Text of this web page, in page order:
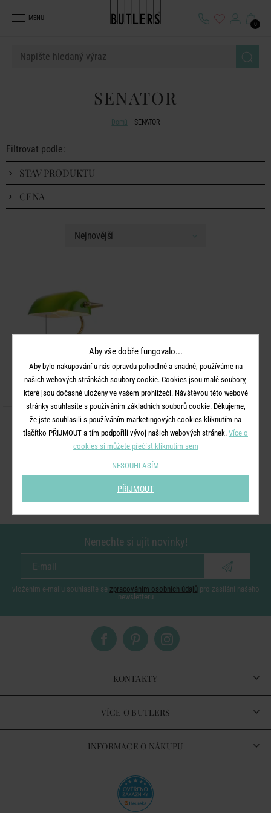
MENU
0
SENATOR
Domů SENATOR
Filtrovat podle:
STAV PRODUKTU
CENA
SENATOR
Stolní lampa
Nenechte si ujít novinky!
vložením e-mailu souhlasíte se zpracováním osobních údajů pro zasílání našeho
newsletteru
KONTAKTY
VÍCE O BUTLERS
INFORMACE O NÁKUPU
Aby vše dobře fungovalo...
Aby bylo nakupování u nás opravdu pohodlné a snadné, používáme na
našich webových stránkách soubory cookie. Cookies jsou malé soubory,
které jsou dočasně uloženy ve vašem prohlížeči. Návštěvou této webové
stránky souhlasíte s používáním základních souborů cookie. Děkujeme,
že jste souhlasili s používáním marketingových cookies kliknutím na
tlačítko PŘIJMOUT a tím podpořili vývoj našich webových stránek. Více o
cookies si můžete přečíst kliknutím sem
NESOUHLASÍM
PŘIJMOUT